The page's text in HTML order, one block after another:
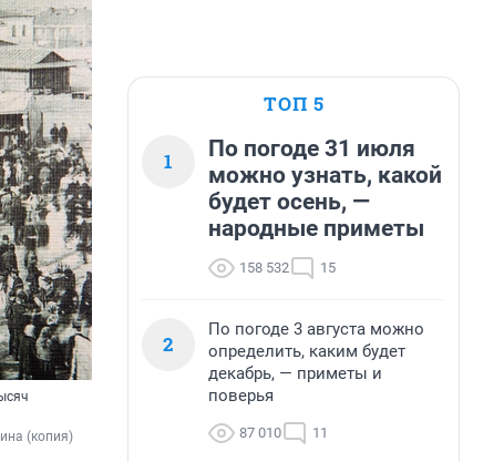
(копия)
ТОП 5
1
По погоде 31 июля
можно узнать, какой
будет осень, —
народные приметы
158 532 15
2
По погоде 3 августа можно
определить, каким будет
декабрь, — приметы и
поверья
87 010 11